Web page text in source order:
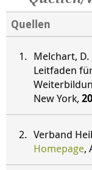
Quellen
Melchart,
Leitfaden
New York,
Verband
Homepage,